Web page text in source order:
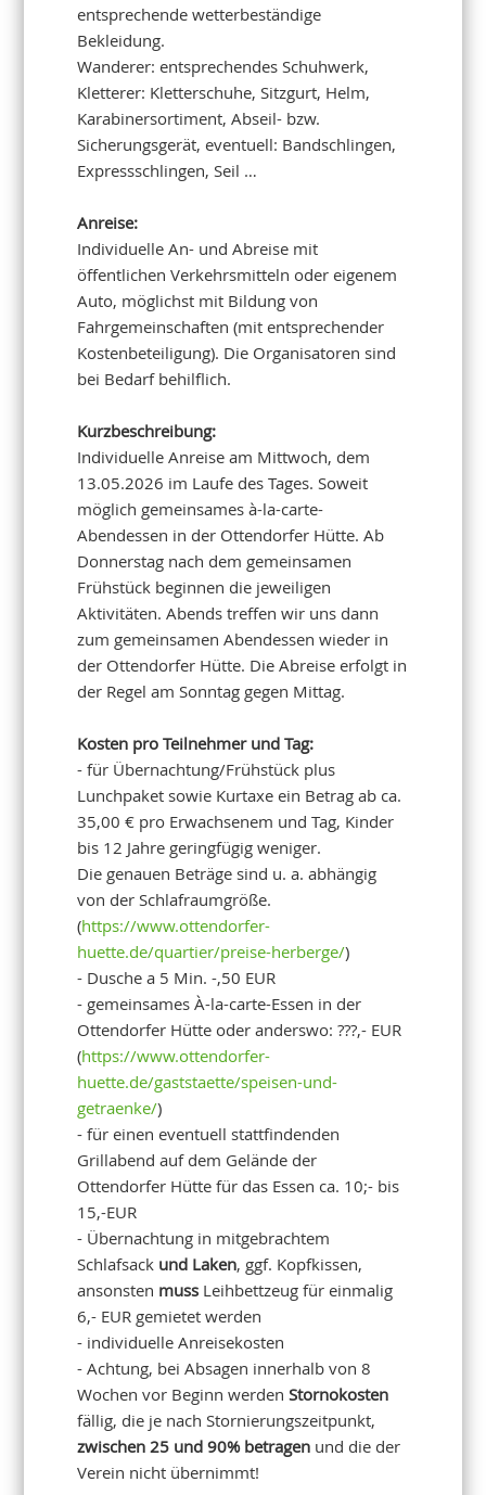
entsprechende wetterbeständige
Bekleidung.
Wanderer: entsprechendes Schuhwerk,
Kletterer: Kletterschuhe, Sitzgurt, Helm,
Karabinersortiment, Abseil- bzw.
Sicherungsgerät, eventuell: Bandschlingen,
Expressschlingen, Seil …
Anreise:
Individuelle An- und Abreise mit
öffentlichen Verkehrsmitteln oder eigenem
Auto, möglichst mit Bildung von
Fahrgemeinschaften (mit entsprechender
Kostenbeteiligung). Die Organisatoren sind
bei Bedarf behilflich.
Kurzbeschreibung:
Individuelle Anreise am Mittwoch, dem
13.05.2026 im Laufe des Tages. Soweit
möglich gemeinsames à-la-carte-
Abendessen in der Ottendorfer Hütte. Ab
Donnerstag nach dem gemeinsamen
Frühstück beginnen die jeweiligen
Aktivitäten. Abends treffen wir uns dann
zum gemeinsamen Abendessen wieder in
der Ottendorfer Hütte. Die Abreise erfolgt in
der Regel am Sonntag gegen Mittag.
Kosten pro Teilnehmer und Tag:
- für Übernachtung/Frühstück plus
Lunchpaket sowie Kurtaxe ein Betrag ab ca.
35,00 € pro Erwachsenem und Tag, Kinder
bis 12 Jahre geringfügig weniger.
Die genauen Beträge sind u. a. abhängig
von der Schlafraumgröße.
(https://www.ottendorfer-
huette.de/quartier/preise-herberge/)
- Dusche a 5 Min. -,50 EUR
- gemeinsames À-la-carte-Essen in der
Ottendorfer Hütte oder anderswo: ???,- EUR
(https://www.ottendorfer-
huette.de/gaststaette/speisen-und-
getraenke/)
- für einen eventuell stattfindenden
Grillabend auf dem Gelände der
Ottendorfer Hütte für das Essen ca. 10;- bis
15,-EUR
- Übernachtung in mitgebrachtem
Schlafsack und Laken, ggf. Kopfkissen,
ansonsten muss Leihbettzeug für einmalig
6,- EUR gemietet werden
- individuelle Anreisekosten
- Achtung, bei Absagen innerhalb von 8
Wochen vor Beginn werdenStornokosten
fällig, die je nach Stornierungszeitpunkt,
zwischen 25 und 90% betragen und die der
Verein nicht übernimmt!